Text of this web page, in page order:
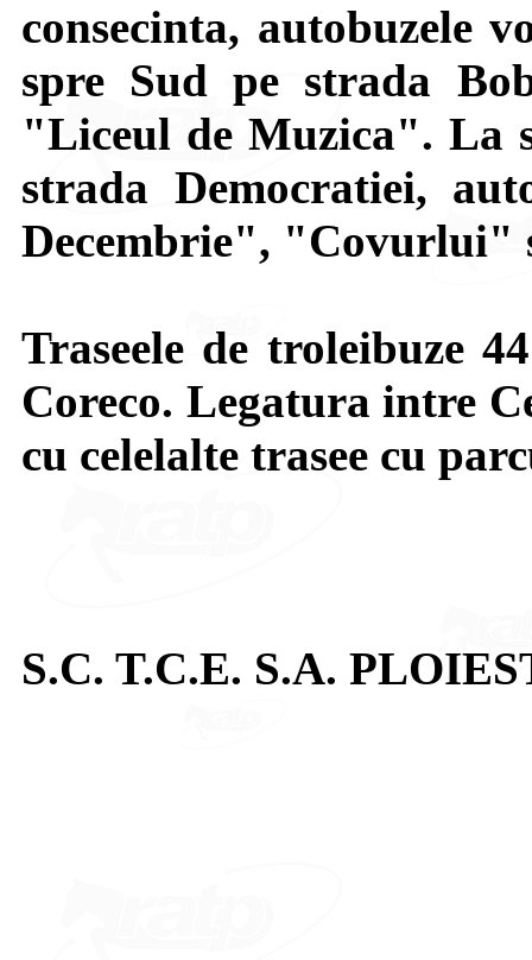
consecinta, autobuzele
spre Sud pe strada
"Liceul de Muzica". La
strada Democratiei,
Decembrie", "Covurlui"
Traseele de troleibuze
Coreco. Legatura intre
cu celelalte trasee cu
S.C. T.C.E. S.A.